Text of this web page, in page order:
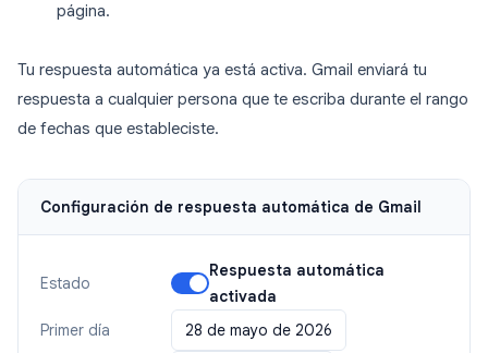
página.
Tu respuesta automática ya está activa. Gmail enviará tu
respuesta a cualquier persona que te escriba durante el rango
de fechas que estableciste.
Configuración de respuesta automática de Gmail
Estado
Respuesta automática
activada
Primer día
28 de mayo de 2026